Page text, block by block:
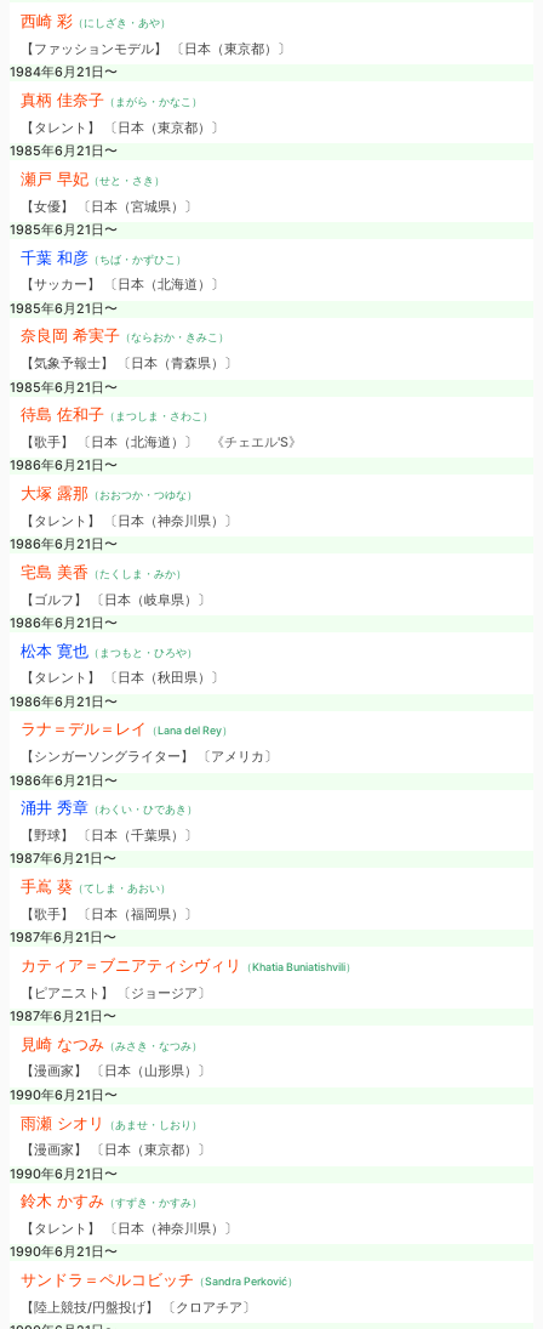
西崎 彩（にしざき・あや）
【ファッションモデル】 〔日本（東京都）〕
1984年6月21日〜
真柄 佳奈子（まがら・かなこ）
【タレント】 〔日本（東京都）〕
1985年6月21日〜
瀬戸 早妃（せと・さき）
【女優】 〔日本（宮城県）〕
1985年6月21日〜
千葉 和彦（ちば・かずひこ）
【サッカー】 〔日本（北海道）〕
1985年6月21日〜
奈良岡 希実子（ならおか・きみこ）
【気象予報士】 〔日本（青森県）〕
1985年6月21日〜
待島 佐和子（まつしま・さわこ）
【歌手】 〔日本（北海道）〕
《チェエル'S》
1986年6月21日〜
大塚 露那（おおつか・つゆな）
【タレント】 〔日本（神奈川県）〕
1986年6月21日〜
宅島 美香 （たくしま・みか）
【ゴルフ】 〔日本（岐阜県）〕
1986年6月21日〜
松本 寛也（まつもと・ひろや）
【タレント】 〔日本（秋田県）〕
1986年6月21日〜
ラナ＝デル＝レイ （Lana del Rey）
【シンガーソングライター】 〔アメリカ〕
1986年6月21日〜
涌井 秀章（わくい・ひであき）
【野球】 〔日本（千葉県）〕
1987年6月21日〜
手嶌 葵 （てしま・あおい）
【歌手】 〔日本（福岡県）〕
1987年6月21日〜
カティア＝ブニアティシヴィリ （Khatia Buniatishvili）
【ピアニスト】 〔ジョージア〕
1987年6月21日〜
見崎 なつみ（みさき・なつみ）
【漫画家】 〔日本（山形県）〕
1990年6月21日〜
雨瀬 シオリ （あませ・しおり）
【漫画家】 〔日本（東京都）〕
1990年6月21日〜
鈴木 かすみ（すずき・かすみ）
【タレント】 〔日本（神奈川県）〕
1990年6月21日〜
サンドラ＝ペルコビッチ （Sandra Perković）
【陸上競技/円盤投げ】 〔クロアチア〕